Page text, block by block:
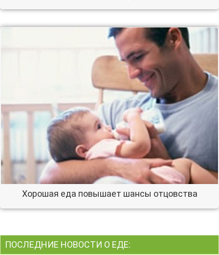
Хорошая еда повышает шансы отцовства
ПОСЛЕДНИЕ НОВОСТИ О ЕДЕ: